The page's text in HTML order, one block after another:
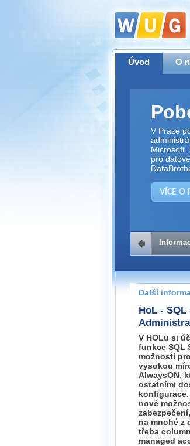
Úvod O
V Praze
Microsoft.
pro
VÍCE O
Pokud
prosím
Další
HoL - SQL
V HOLu si
funkce SQL
možnosti
vysokou
AlwaysON,
ostatními
konfigurace.
nové
na mnohé z
třeba
managed